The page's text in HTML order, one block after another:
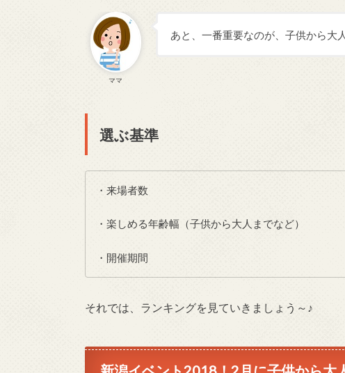
ママ
あと、一番重要なのが、子供から大
選ぶ基準
・来場者数
・楽しめる年齢幅（子供から大人までなど）
・開催期間
それでは、ランキングを見ていきましょう～♪